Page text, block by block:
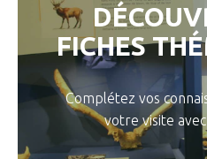
FICHES
Complétez vos
votre visite